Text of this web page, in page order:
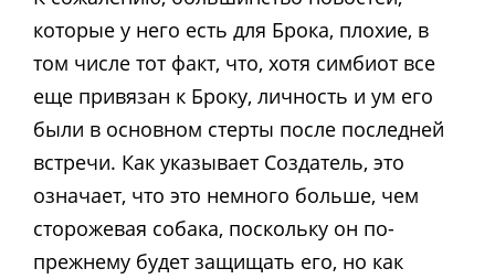
которые у него есть для Брока, плохие, в
том числе тот факт, что, хотя симбиот все
еще привязан к Броку, личность и ум его
были в основном стерты после последней
встречи. Как указывает Создатель, это
означает, что это немного больше, чем
сторожевая собака, поскольку он по-
прежнему будет защищать его, но как